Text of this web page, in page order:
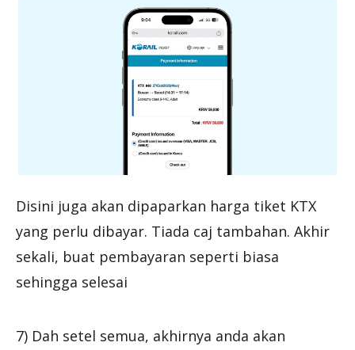
Disini juga akan dipaparkan harga tiket KTX
yang perlu dibayar. Tiada caj tambahan. Akhir
sekali, buat pembayaran seperti biasa
sehingga selesai
7) Dah setel semua, akhirnya anda akan